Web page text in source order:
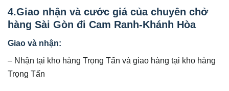
4.Giao nhận và cước giá của chuyên chở
hàng Sài Gòn đi Cam Ranh-Khánh Hòa
Giao và nhận:
– Nhận tại kho hàng Trọng Tấn và giao hàng tại kho hàng
Trọng Tấn